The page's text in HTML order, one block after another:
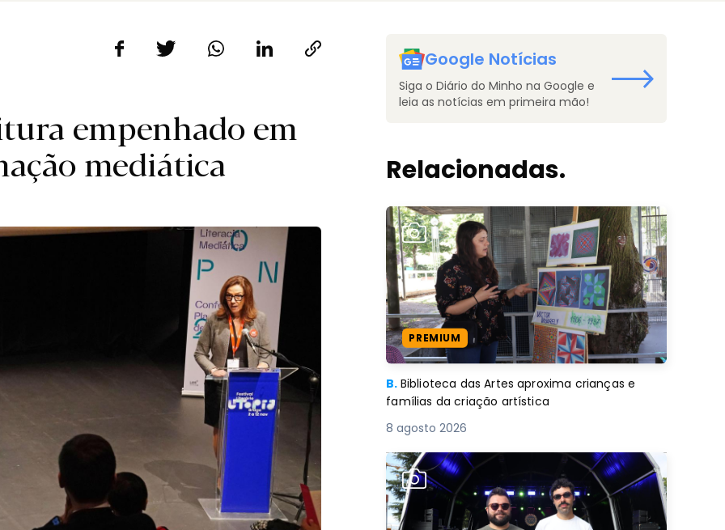
empenhado em
mediática
Google Notícias
Siga o Diário do Minho na Google e
leia as notícias em primeira mão!
Relacionadas.
PREMIUM
B. Biblioteca das Artes aproxima crianças e
famílias da criação artística
8 agosto 2026